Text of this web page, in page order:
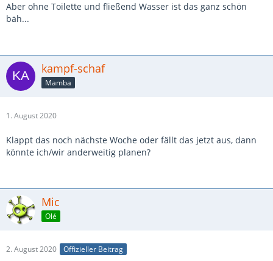
Aber ohne Toilette und fließend Wasser ist das ganz schön
bäh...
kampf-schaf
Mamba
1. August 2020
Klappt das noch nächste Woche oder fällt das jetzt aus, dann
könnte ich/wir anderweitig planen?
Mic
Olé
2. August 2020 Offizieller Beitrag